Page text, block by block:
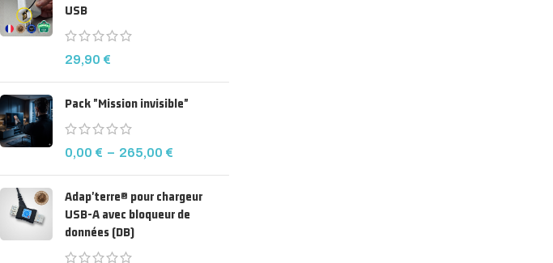
USB
29,90 €
Pack "Mission invisible"
0,00 € – 265,00 €
Adap'terre® pour chargeur
USB-A avec bloqueur de
données (DB)